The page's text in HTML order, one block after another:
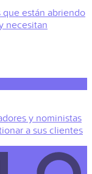
que están abriendo
necesitan
y noministas
a sus clientes